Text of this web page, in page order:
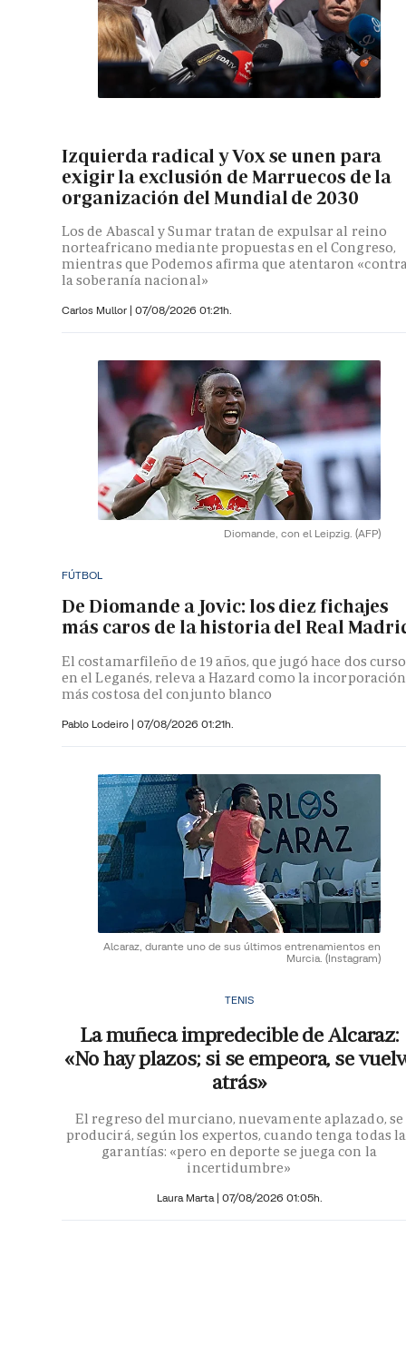
Izquierda radical y Vox se unen para
exigir la exclusión de Marruecos de la
organización del Mundial de 2030
Los de Abascal y Sumar tratan de expulsar al reino
norteafricano mediante propuestas en el Congreso,
mientras que Podemos afirma que atentaron
la soberanía nacional»
Carlos Mullor | 07/08/2026 01:21h.
Diomande, con el Leipzig. (AFP)
FÚTBOL
De Diomande a Jovic: los diez fichajes
más caros de la historia del Real
El costamarfileño de 19 años, que jugó hace dos
en el Leganés, releva a Hazard como la incorporación
más costosa del conjunto blanco
Pablo Lodeiro | 07/08/2026 01:21h.
Alcaraz, durante uno de sus últimos entrenamientos en
Murcia. (Instagram)
TENIS
La muñeca impredecible de Alcaraz:
«No hay plazos; si se empeora, se
atrás»
El regreso del murciano, nuevamente aplazado, se
producirá, según los expertos, cuando tenga todas
garantías: «pero en deporte se juega con la
incertidumbre»
Laura Marta | 07/08/2026 01:05h.